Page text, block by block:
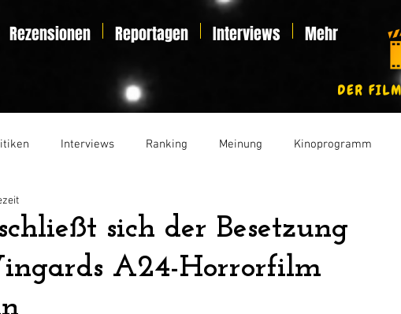
Rezensionen Reportagen Interviews Mehr
Interviews Ranking Meinung Kinoprogramm
sich der Besetzung
A24-Horrorfilm